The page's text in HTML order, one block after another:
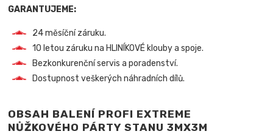
GARANTUJEME:
24 měsíční záruku.
10 letou záruku na HLINÍKOVÉ klouby a spoje.
Bezkonkurenční servis a poradenství.
Dostupnost veškerých náhradních dílů.
OBSAH BALENÍ PROFI EXTREME
NŮŽKOVÉHO PÁRTY STANU 3MX3M